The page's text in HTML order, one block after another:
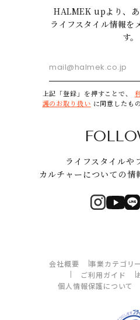
HALMEK upより、
ライフスタイル情報を
す。
上記「登録」を押すことで、
護のお取り扱い に同意したも
ライフスタイルや
カルチャーについての情
会社概要 事業カテゴリー
ご利用ガイド
個人情報保護について